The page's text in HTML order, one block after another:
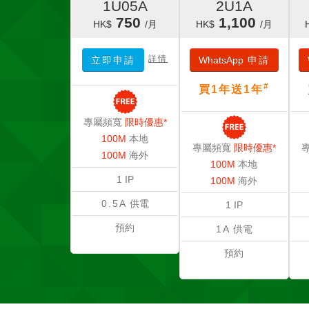
1U05A
HK$ 750 /月
立即申請 詳情
專屬頻寬 限時優惠*
100M 本地
100M 海外
1 IP
0.5A 供電
預約
2U1A
HK$ 1,100 /月
WhatsApp申請
買1年送1年#
專屬頻寬 限時優惠*
100M 本地
100M 海外
1 IP
1A 供電
預約